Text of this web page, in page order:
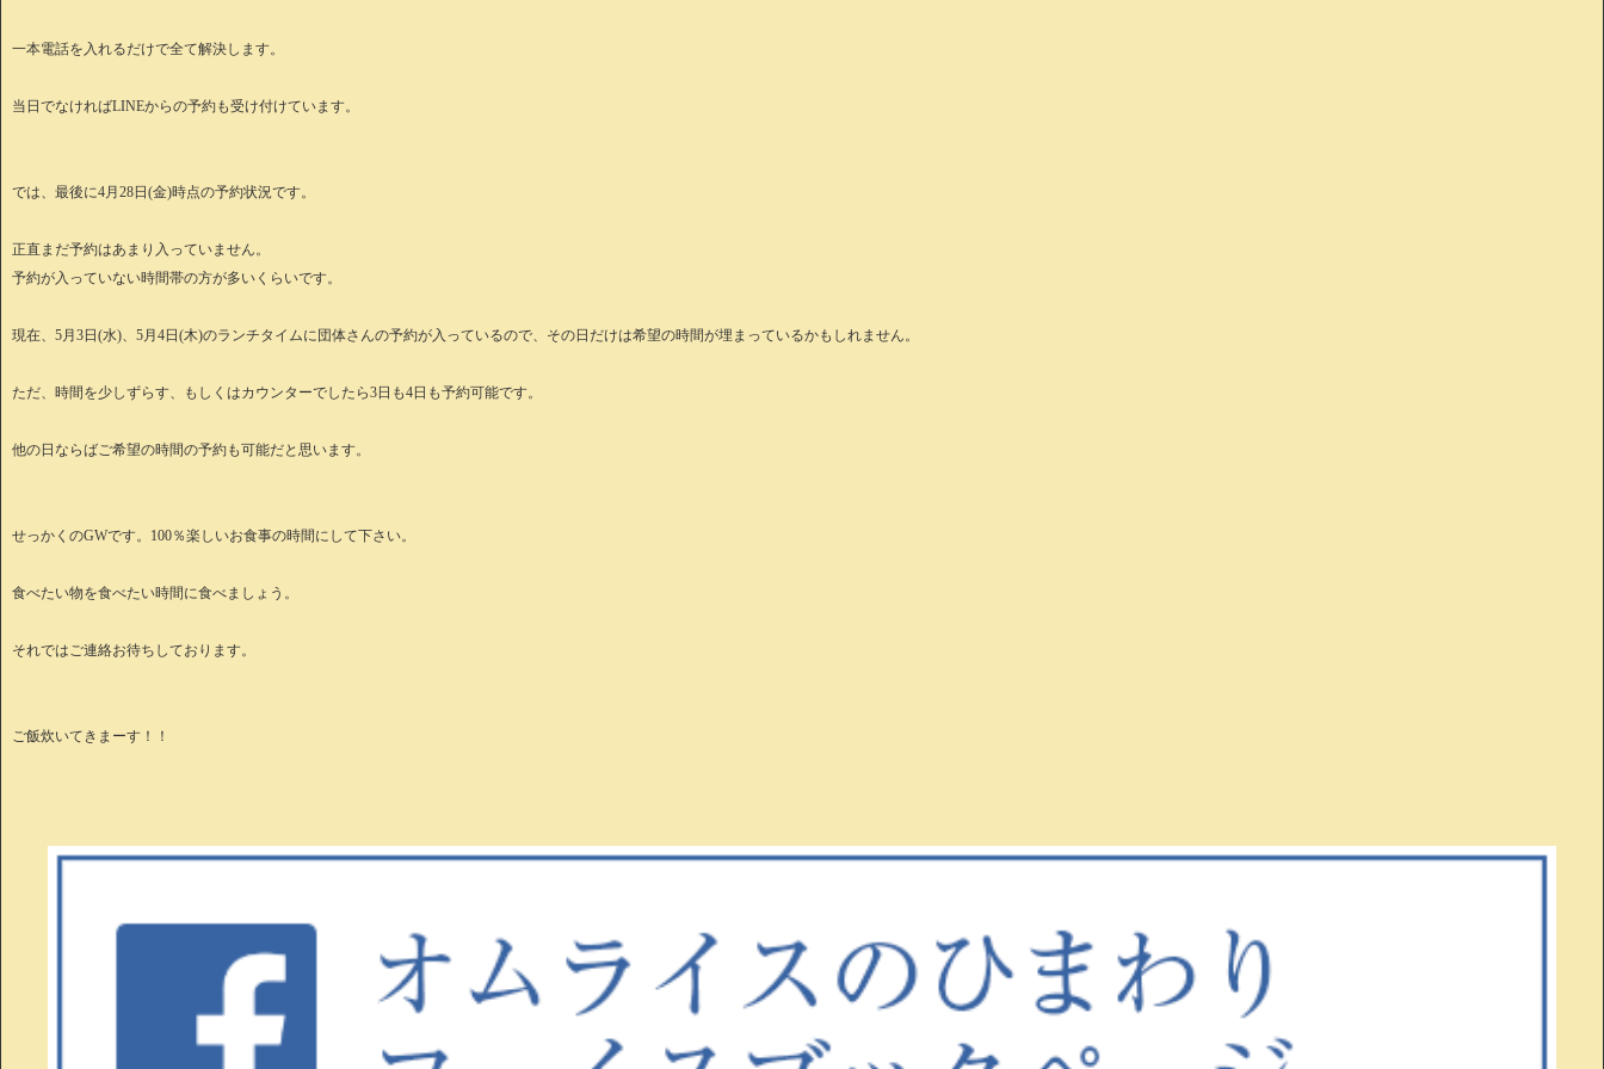
一本電話を入れるだけで全て解決します。
当日でなければLINEからの予約も受け付けています。
では、最後に4月28日(金)時点の予約状況です。
正直まだ予約はあまり入っていません。
予約が入っていない時間帯の方が多いくらいです。
現在、5月3日(水)、5月4日(木)のランチタイムに団体さんの予約が入っているので、その日だけは希望の時間が埋まっているかもしれません。
ただ、時間を少しずらす、もしくはカウンターでしたら3日も4日も予約可能です。
他の日ならばご希望の時間の予約も可能だと思います。
せっかくのGWです。100％楽しいお食事の時間にして下さい。
食べたい物を食べたい時間に食べましょう。
それではご連絡お待ちしております。
ご飯炊いてきまーす！！